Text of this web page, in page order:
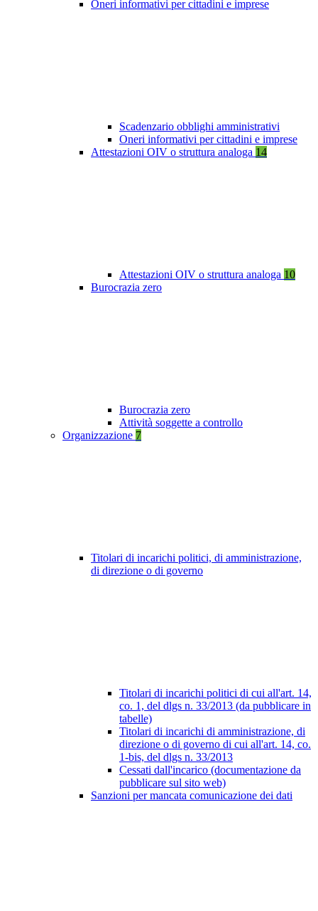
Oneri informativi per cittadini e imprese
Scadenzario obblighi amministrativi
Oneri informativi per cittadini e imprese
Attestazioni OIV o struttura analoga 14
Attestazioni OIV o struttura analoga 10
Burocrazia zero
Burocrazia zero
Attività soggette a controllo
Organizzazione 7
Titolari di incarichi politici, di amministrazione,
di direzione o di governo
Titolari di incarichi politici di cui all'art. 14,
co. 1, del dlgs n. 33/2013 (da pubblicare in
tabelle)
Titolari di incarichi di amministrazione, di
direzione o di governo di cui all'art. 14, co.
1-bis, del dlgs n. 33/2013
Cessati dall'incarico (documentazione da
pubblicare sul sito web)
Sanzioni per mancata comunicazione dei dati